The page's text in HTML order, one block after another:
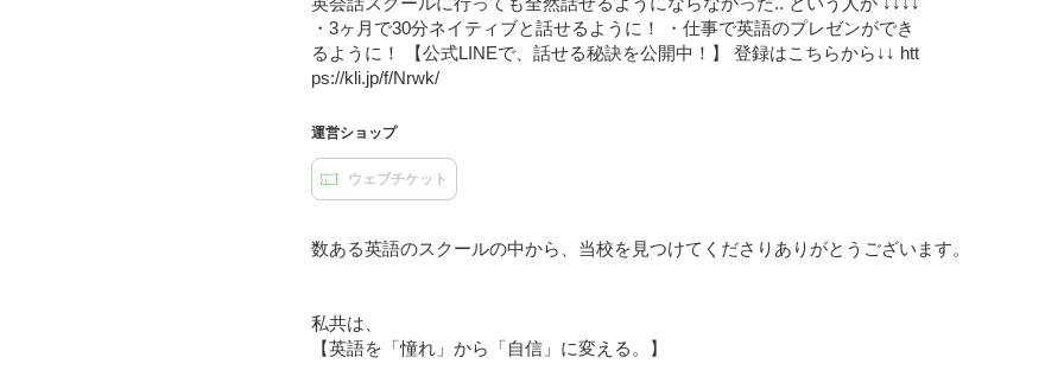
・3ヶ月で30分ネイティブと話せるように！ ・仕事で英語のプレゼンができ
るように！ 【公式LINEで、話せる秘訣を公開中！】 登録はこちらから↓↓ htt
ps://kli.jp/f/Nrwk/
運営ショップ
ウェブチケット
数ある英語のスクールの中から、当校を見つけてくださりありがとうございます。
私共は、
【英語を「憧れ」から「自信」に変える。】